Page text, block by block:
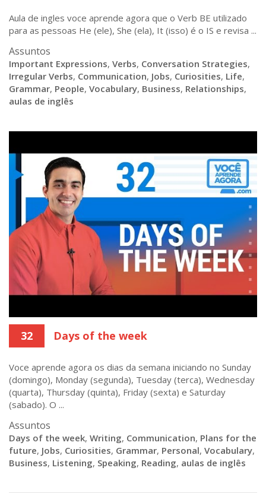
Aula de ingles voce aprende agora que o Verb BE utilizado
para as pessoas He (ele), She (ela), It (isso) é o IS e revisa ...
Assuntos
Important Expressions, Verbs, Conversation Strategies,
Irregular Verbs, Communication, Jobs, Curiosities, Life,
Grammar, People, Vocabulary, Business, Relationships,
aulas de inglês
32 Days of the week
Voce aprende agora os dias da semana iniciando no Sunday
(domingo), Monday (segunda), Tuesday (terca), Wednesday
(quarta), Thursday (quinta), Friday (sexta) e Saturday
(sabado). O ...
Assuntos
Days of the week, Writing, Communication, Plans for the
future, Jobs, Curiosities, Grammar, Personal, Vocabulary,
Business, Listening, Speaking, Reading, aulas de inglês